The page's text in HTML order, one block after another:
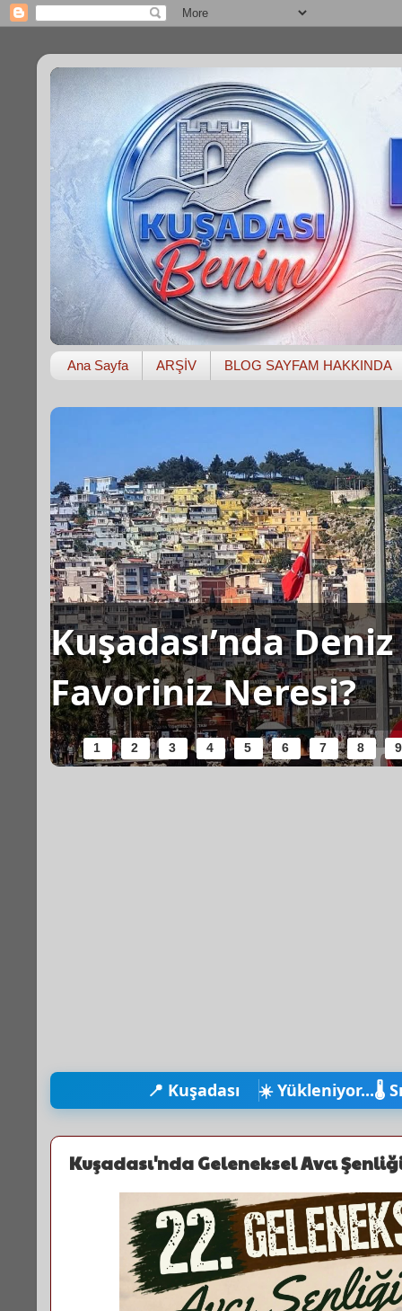
Ana Sayfa ARŞİV BLOG SAYFAM HAKKINDA
Kuşadası’nda
Favoriniz Neresi?
1 2 3 4 5 6 7 8 9
📍 Kuşadası ☀️ Yükleniyor...🌡️
Kuşadası'nda Geleneksel Avcı